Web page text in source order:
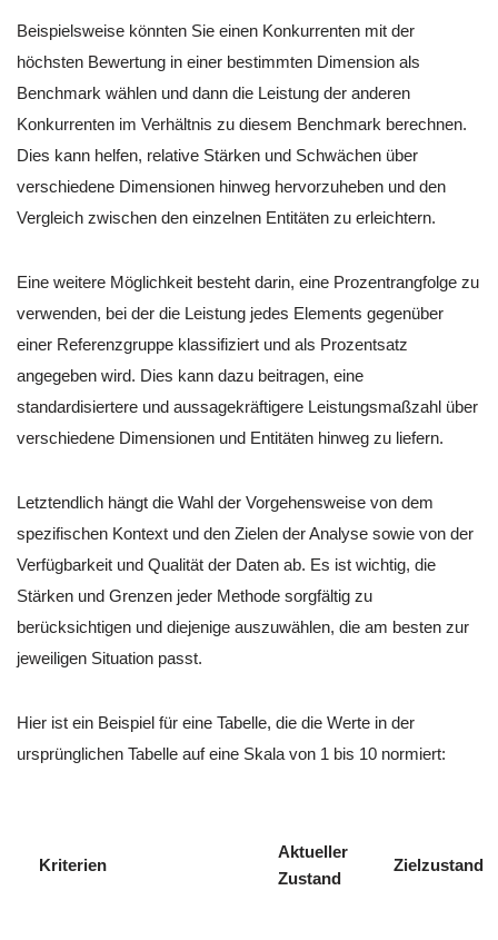
Beispielsweise könnten Sie einen Konkurrenten mit der
höchsten Bewertung in einer bestimmten Dimension als
Benchmark wählen und dann die Leistung der anderen
Konkurrenten im Verhältnis zu diesem Benchmark berechnen.
Dies kann helfen, relative Stärken und Schwächen über
verschiedene Dimensionen hinweg hervorzuheben und den
Vergleich zwischen den einzelnen Entitäten zu erleichtern.
Eine weitere Möglichkeit besteht darin, eine Prozentrangfolge zu
verwenden, bei der die Leistung jedes Elements gegenüber
einer Referenzgruppe klassifiziert und als Prozentsatz
angegeben wird. Dies kann dazu beitragen, eine
standardisiertere und aussagekräftigere Leistungsmaßzahl über
verschiedene Dimensionen und Entitäten hinweg zu liefern.
Letztendlich hängt die Wahl der Vorgehensweise von dem
spezifischen Kontext und den Zielen der Analyse sowie von der
Verfügbarkeit und Qualität der Daten ab. Es ist wichtig, die
Stärken und Grenzen jeder Methode sorgfältig zu
berücksichtigen und diejenige auszuwählen, die am besten zur
jeweiligen Situation passt.
Hier ist ein Beispiel für eine Tabelle, die die Werte in der
ursprünglichen Tabelle auf eine Skala von 1 bis 10 normiert:
Kriterien
Aktueller
Zustand
Zielzustand